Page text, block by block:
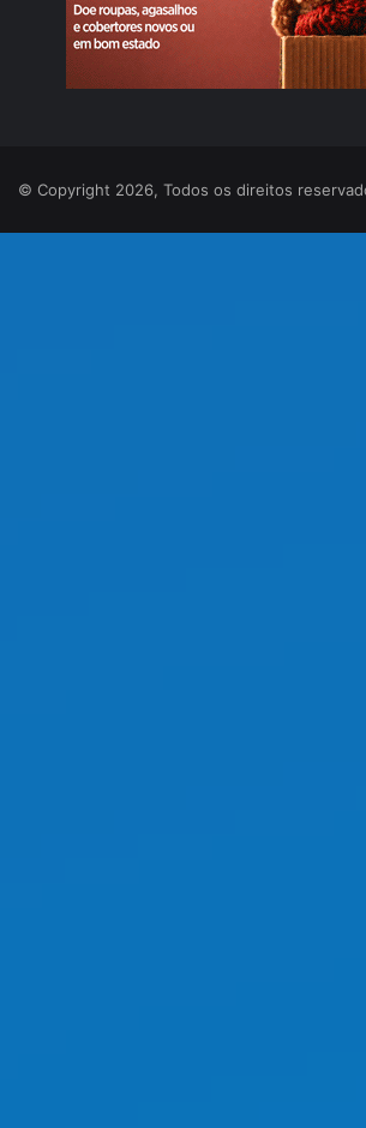
© Copyright 2026, Todos os direitos